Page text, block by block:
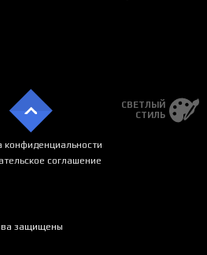
СВЕТЛЫЙ
СТИЛЬ
конфиденциальности
соглашение
защищены